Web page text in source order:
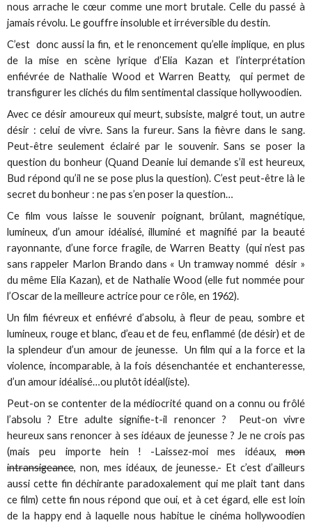
nous arrache le cœur comme une mort brutale. Celle du passé à
jamais révolu. Le gouffre insoluble et irréversible du destin.
C’est donc aussi la fin, et le renoncement qu’elle implique, en plus
de la mise en scène lyrique d’Elia Kazan et l’interprétation
enfiévrée de Nathalie Wood et Warren Beatty, qui permet de
transfigurer les clichés du film sentimental classique hollywoodien.
Avec ce désir amoureux qui meurt, subsiste, malgré tout, un autre
désir : celui de vivre. Sans la fureur. Sans la fièvre dans le sang.
Peut-être seulement éclairé par le souvenir. Sans se poser la
question du bonheur (Quand Deanie lui demande s’il est heureux,
Bud répond qu’il ne se pose plus la question). C’est peut-être là le
secret du bonheur : ne pas s’en poser la question…
Ce film vous laisse le souvenir poignant, brûlant, magnétique,
lumineux, d’un amour idéalisé, illuminé et magnifié par la beauté
rayonnante, d’une force fragile, de Warren Beatty (qui n’est pas
sans rappeler Marlon Brando dans « Un tramway nommé désir »
du même Elia Kazan), et de Nathalie Wood (elle fut nommée pour
l’Oscar de la meilleure actrice pour ce rôle, en 1962).
Un film fiévreux et enfiévré d’absolu, à fleur de peau, sombre et
lumineux, rouge et blanc, d’eau et de feu, enflammé (de désir) et de
la splendeur d’un amour de jeunesse. Un film qui a la force et la
violence, incomparable, à la fois désenchantée et enchanteresse,
d’un amour idéalisé…ou plutôt idéal(iste).
Peut-on se contenter de la médiocrité quand on a connu ou frôlé
l’absolu ? Etre adulte signifie-t-il renoncer ? Peut-on vivre
heureux sans renoncer à ses idéaux de jeunesse ? Je ne crois pas
(mais peu importe hein ! -Laissez-moi mes idéaux,mon
intransigeance, non, mes idéaux, de jeunesse.- Et c’est d’ailleurs
aussi cette fin déchirante paradoxalement qui me plait tant dans
ce film) cette fin nous répond que oui, et à cet égard, elle est loin
de la happy end à laquelle nous habitue le cinéma hollywoodien